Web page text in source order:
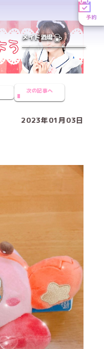
予約
メイド酒場
次の記事へ
2023年01月03日